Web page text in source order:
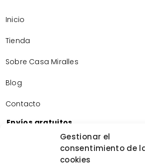
Gestionar el
consentimiento de
cookies
Inicio
Tienda
Sobre Casa Miralles
Blog
Contacto
Envíos gratuitos
Envíos gratuitos por la compra de
Devoluciones gratuitas
Devoluciones gratuitas en nuestra